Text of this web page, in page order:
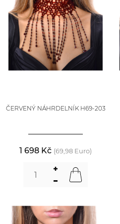
ČERVENÝ NÁHRDELNÍK H69-203
1 698 Kč (69,98 Euro)